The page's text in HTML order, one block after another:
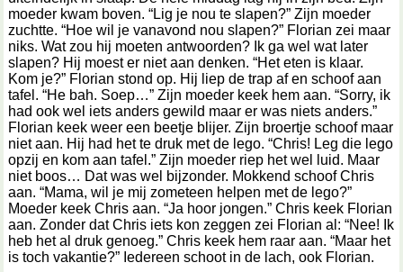
moeder kwam boven. “Lig je nou te slapen?” Zijn moeder
zuchtte. “Hoe wil je vanavond nou slapen?” Florian zei maar
niks. Wat zou hij moeten antwoorden? Ik ga wel wat later
slapen? Hij moest er niet aan denken. “Het eten is klaar.
Kom je?” Florian stond op. Hij liep de trap af en schoof aan
tafel. “He bah. Soep…” Zijn moeder keek hem aan. “Sorry, ik
had ook wel iets anders gewild maar er was niets anders.”
Florian keek weer een beetje blijer. Zijn broertje schoof maar
niet aan. Hij had het te druk met de lego. “Chris! Leg die lego
opzij en kom aan tafel.” Zijn moeder riep het wel luid. Maar
niet boos… Dat was wel bijzonder. Mokkend schoof Chris
aan. “Mama, wil je mij zometeen helpen met de lego?”
Moeder keek Chris aan. “Ja hoor jongen.” Chris keek Florian
aan. Zonder dat Chris iets kon zeggen zei Florian al: “Nee! Ik
heb het al druk genoeg.” Chris keek hem raar aan. “Maar het
is toch vakantie?” Iedereen schoot in de lach, ook Florian.